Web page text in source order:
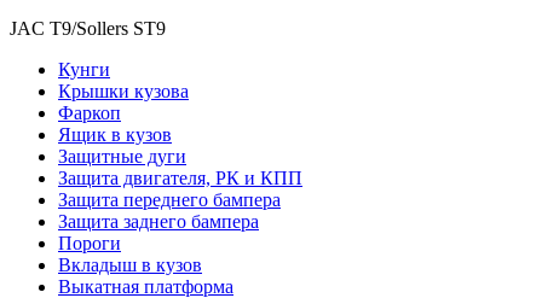
JAC T9/Sollers ST9
Кунги
Крышки кузова
Фаркоп
Ящик в кузов
Защитные дуги
Защита двигателя, РК и КПП
Защита переднего бампера
Защита заднего бампера
Пороги
Вкладыш в кузов
Выкатная платформа